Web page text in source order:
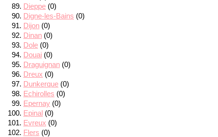
Dieppe (0)
Digne-les-Bains (0)
Dijon (0)
Dinan (0)
Dole (0)
Douai (0)
Draguignan (0)
Dreux (0)
Dunkerque (0)
Echirolles (0)
Epernay (0)
Epinal (0)
Evreux (0)
Flers (0)